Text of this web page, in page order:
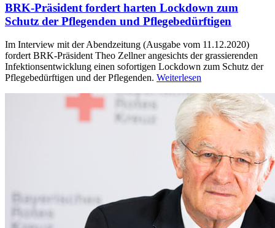
BRK-Präsident fordert harten Lockdown zum
Schutz der Pflegenden und Pflegebedürftigen
Im Interview mit der Abendzeitung (Ausgabe vom 11.12.2020)
fordert BRK-Präsident Theo Zellner angesichts der grassierenden
Infektionsentwicklung einen sofortigen Lockdown zum Schutz der
Pflegebedürftigen und der Pflegenden. Weiterlesen